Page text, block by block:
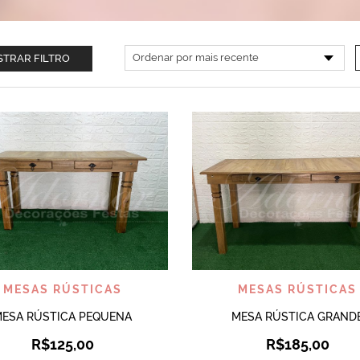
FILTRO
VISUALIZAR
MESAS RÚSTICAS
RÚSTICA PEQUENA
R$125,00
VISUALIZAR
MESAS RÚSTICAS
MESA RÚSTICA
R$185,00